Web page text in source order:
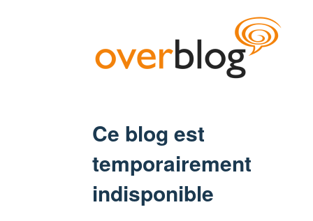
Ce blog est
temporairement
indisponible